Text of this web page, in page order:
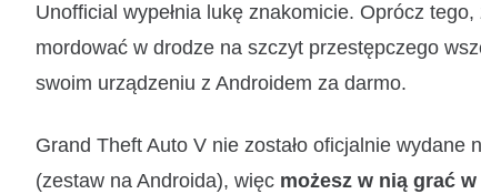
Unofficial wypełnia lukę znakomicie. Oprócz
mordować w drodze na szczyt przestępczego
swoim urządzeniu z Androidem za darmo.
Grand Theft Auto V nie zostało oficjalnie wydane
(zestaw na Androida), więc możesz w nią grać